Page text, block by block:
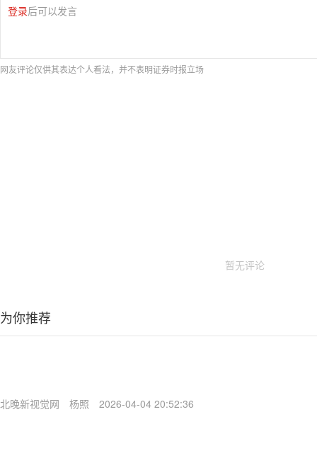
登录后可以发言
网友评论仅供其表达个人看法，并不表明证券时报立场
暂无评论
为你推荐
北晚新视觉网 杨照 2026-04-04 20:52:36